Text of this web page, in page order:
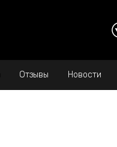
Отзывы Новости